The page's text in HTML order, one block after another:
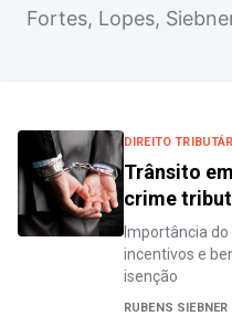
Fortes, Lopes,
DIREITO
Trânsito
crime
Importância
incentivos e
isenção
RUBENS SIEBNER